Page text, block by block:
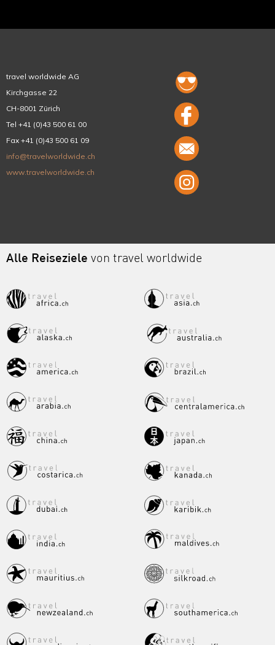
travel worldwide AG
Kirchgasse 22
CH-8001 Zürich
Tel +41 (0)43 500 61 00
Fax +41 (0)43 500 61 09
info@travelworldwide.ch
www.travelworldwide.ch
Alle Reiseziele von travel worldwide